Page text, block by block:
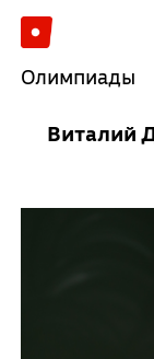
Олимпиады
Виталий